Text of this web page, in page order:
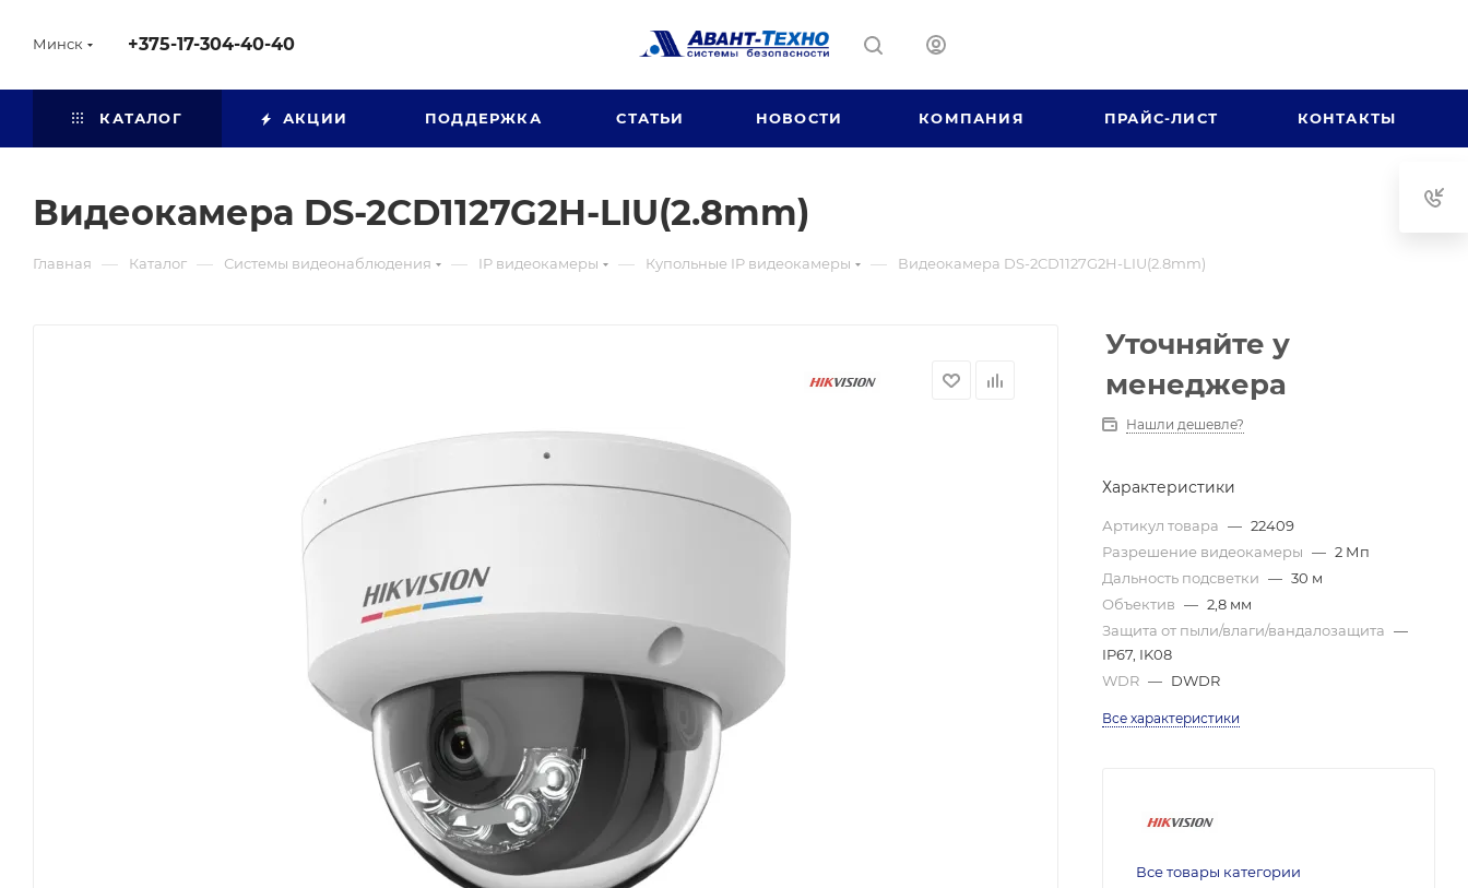
Минск +375-17-304-40-40
КАТАЛОГ АКЦИИ ПОДДЕРЖКА СТАТЬИ НОВОСТИ КОМПАНИЯ ПРАЙС-ЛИСТ КОНТАКТЫ
Видеокамера DS-2CD1127G2H-LIU(2.8mm)
Главная — Каталог — Системы видеонаблюдения — IP видеокамеры — Купольные IP видеокамеры — Видеокамера DS-2CD1127G2H-LIU(2.8mm)
Уточняйте у
менеджера
Нашли дешевле?
Характеристики
Артикул товара — 22409
Разрешение видеокамеры — 2 Мп
Дальность подсветки — 30 м
Объектив — 2,8 мм
Защита от пыли/влаги/вандалозащита —
IP67, IK08
WDR — DWDR
Все характеристики
Все товары категории